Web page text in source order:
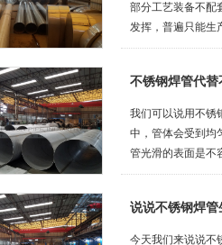
部分工艺装备不配
发挥，普遍只能生
求；工业用焊管，
不锈钢焊管代
我们可以说用不锈
中，管体会受到均
管光滑的表面是不
说说不锈钢焊
今天我们来说说不